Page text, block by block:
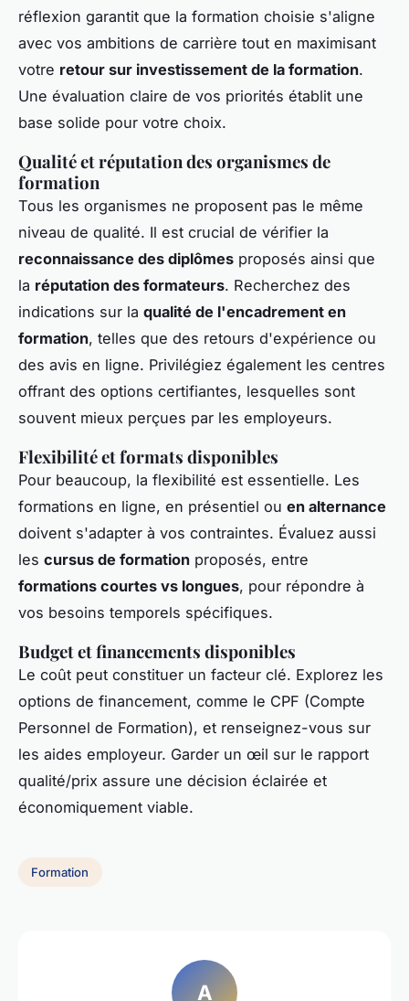
réflexion garantit que la formation choisie s'aligne
avec vos ambitions de carrière tout en maximisant
votre retour sur investissement de la formation.
Une évaluation claire de vos priorités établit une
base solide pour votre choix.
Qualité et réputation des organismes de
formation
Tous les organismes ne proposent pas le même
niveau de qualité. Il est crucial de vérifier la
reconnaissance des diplômes proposés ainsi que
la réputation des formateurs. Recherchez des
indications sur la qualité de l'encadrement en
formation, telles que des retours d'expérience ou
des avis en ligne. Privilégiez également les centres
offrant des options certifiantes, lesquelles sont
souvent mieux perçues par les employeurs.
Flexibilité et formats disponibles
Pour beaucoup, la flexibilité est essentielle. Les
formations en ligne, en présentiel ou en alternance
doivent s'adapter à vos contraintes. Évaluez aussi
les cursus de formation proposés, entre
formations courtes vs longues, pour répondre à
vos besoins temporels spécifiques.
Budget et financements disponibles
Le coût peut constituer un facteur clé. Explorez les
options de financement, comme le CPF (Compte
Personnel de Formation), et renseignez-vous sur
les aides employeur. Garder un œil sur le rapport
qualité/prix assure une décision éclairée et
économiquement viable.
Formation
A